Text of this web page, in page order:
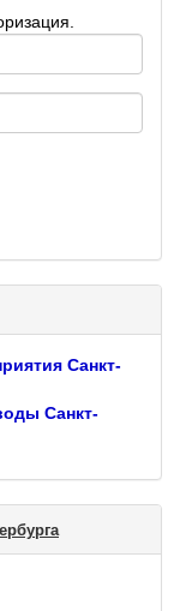
Санкт-
Санкт-